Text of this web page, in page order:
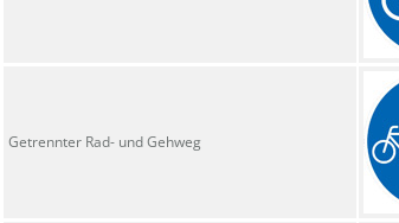
Getrennter Rad- und Gehweg